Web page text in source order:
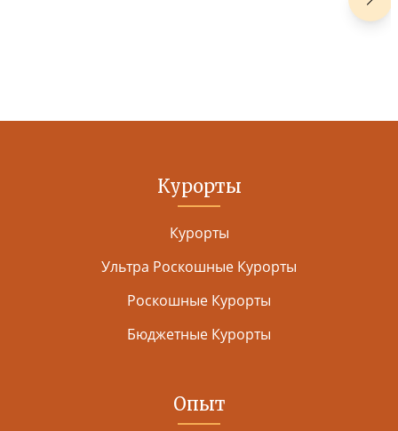
Курорты
Курорты
Ультра Роскошные Курорты
Роскошные Курорты
Бюджетные Курорты
Опыт